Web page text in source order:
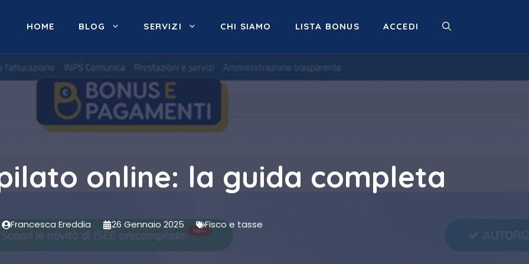
HOME BLOG SERVIZI CHI SIAMO LISTA BONUS ACCEDI
online: la guida completa
Francesca Ereddia 26 Gennaio 2025 Fisco e tasse